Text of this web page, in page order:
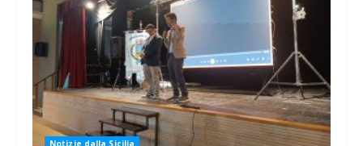
Notizie dalla Sicilia